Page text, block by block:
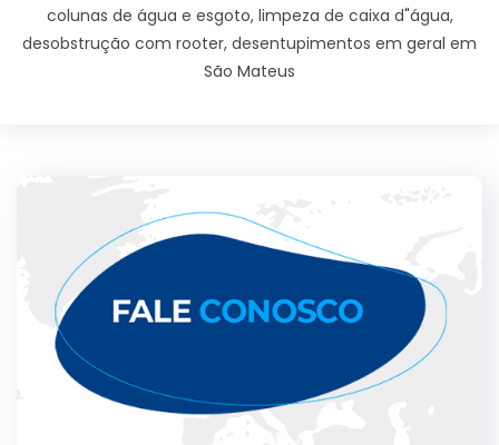
colunas de água e esgoto, limpeza de caixa d"água,
desobstrução com rooter, desentupimentos em geral em
São Mateus